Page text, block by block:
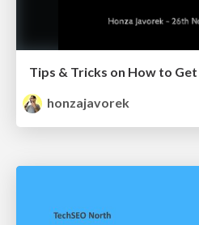
Tips & Tricks on How to Get
honzajavorek